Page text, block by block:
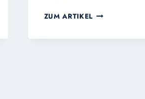
ZUM ARTIKEL GLEICHMUT!